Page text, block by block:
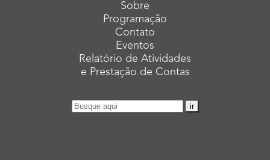
Sobre
Programação
Contato
Eventos
Relatório de Atividades
e Prestação de Contas